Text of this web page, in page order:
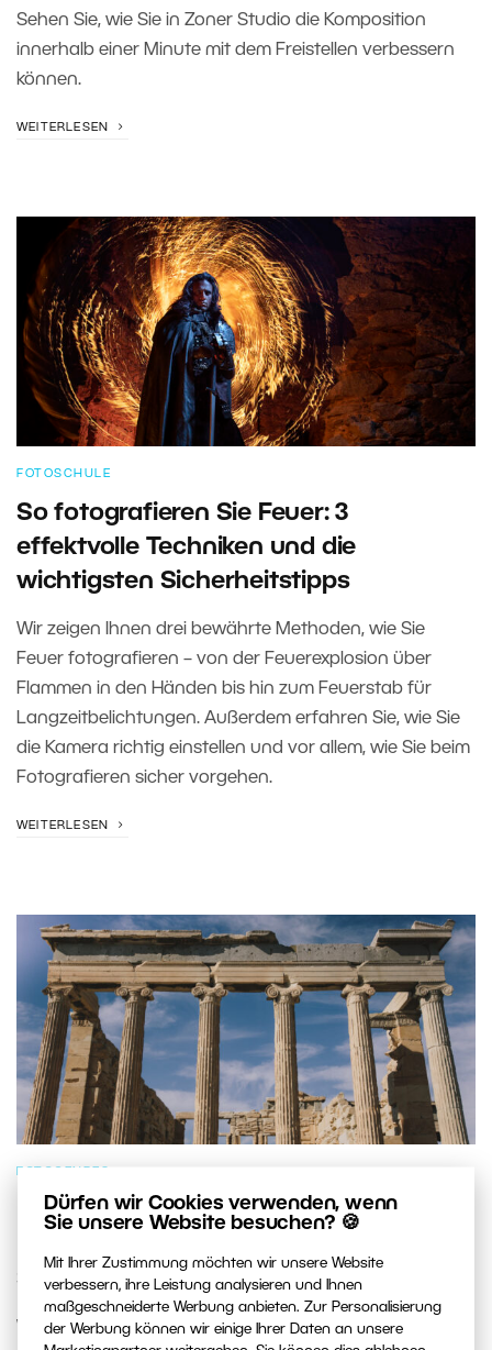
Dürfen wir Cookies verwenden, wenn
Sie unsere Website besuchen? 🍪
Mit Ihrer Zustimmung möchten wir unsere Website
verbessern, ihre Leistung analysieren und Ihnen
maßgeschneiderte Werbung anbieten. Zur Personalisierung
der Werbung können wir einige Ihrer Daten an unsere
Sehen Sie, wie Sie in Zoner Studio die Komposition
innerhalb einer Minute mit dem Freistellen verbessern
können.
WEITERLESEN
FOTOSCHULE
So fotografieren Sie Feuer: 3
effektvolle Techniken und die
wichtigsten Sicherheitstipps
Wir zeigen Ihnen drei bewährte Methoden, wie Sie
Feuer fotografieren – von der Feuerexplosion über
Flammen in den Händen bis hin zum Feuerstab für
Langzeitbelichtungen. Außerdem erfahren Sie, wie Sie
die Kamera richtig einstellen und vor allem, wie Sie beim
Fotografieren sicher vorgehen.
WEITERLESEN
Die 7 fotogensten Orte im
Sie als Erstes?
Wir haben sieben Orte ausgewählt, die kein Fotograf